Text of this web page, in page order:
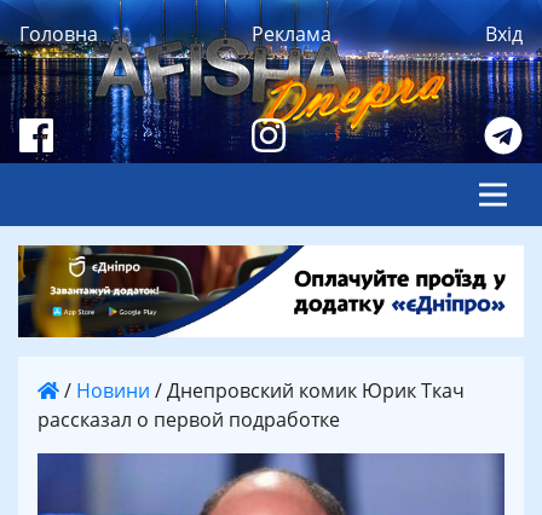
Головна Реклама Вхід
/ Новини /Днепровский комик Юрик Ткач
рассказал о первой подработке